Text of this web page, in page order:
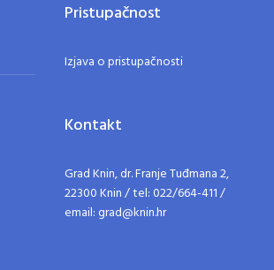
Pristupačnost
Izjava o pristupačnosti
Kontakt
Grad Knin, dr. Franje Tuđmana 2,
22300 Knin / tel: 022/664-411 /
email: grad@knin.hr